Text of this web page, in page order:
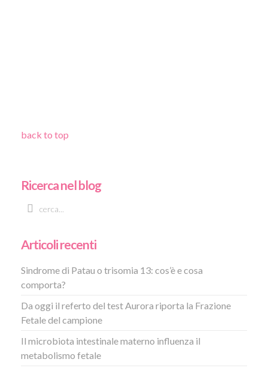
back to top
Ricerca nel blog
Articoli recenti
Sindrome di Patau o trisomia 13: cos’è e cosa
comporta?
Da oggi il referto del test Aurora riporta la Frazione
Fetale del campione
Il microbiota intestinale materno influenza il
metabolismo fetale